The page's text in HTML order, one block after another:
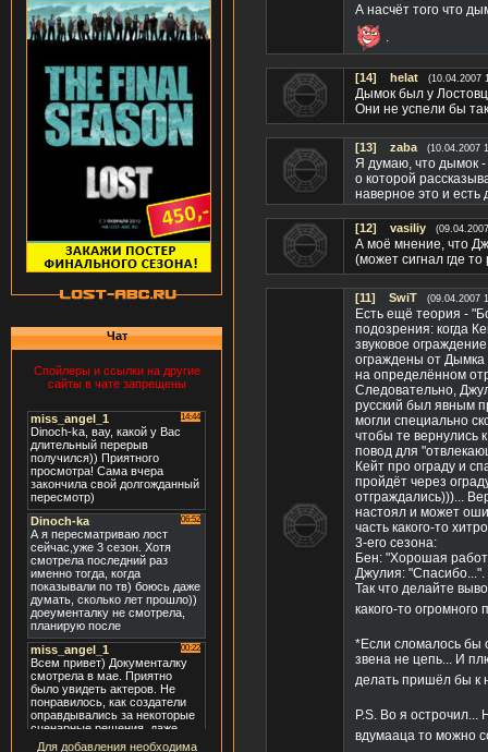
Чат
Спойлеры и ссылки на другие
сайты в чате запрещены
Для добавления необходима
А насчёт того что
.
[14] helat (10.04.2007
Дымок был у
Они не успели бы
[13] zaba (10.04.2007
Я думаю, что дымок -
о которой
наверное это и есть
[12] vasiliy
А моё мнение, что
(может сигнал где то
[11] SwiT (09.04.2007
Есть ещё теория -
подозрения: когда
звуковое
ограждены от Дымка
на определённом
Следовательно,
русский был явным
могли специально
чтобы те вернулись
повод для
Кейт про ограду и
пройдёт через
отграждались)))...
настоял и может
часть какого-то
3-его сезона:
Бен: "Хорошая
Джулия: "Спасибо...".
Так что делайте
какого-то
*Если сломалось бы
звена не цепь... И
делать пришёл бы к
P.S. Во я острочил...
вдумааца то можно